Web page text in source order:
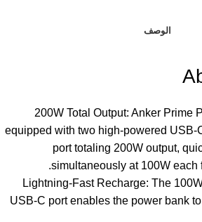
الوصف
200W Total Output: Anker Prime
equipped with two high-powered USB-
port totaling 200W output,
simultaneously at 100W each
Lightning-Fast Recharge: The
USB-C port enables the power bank